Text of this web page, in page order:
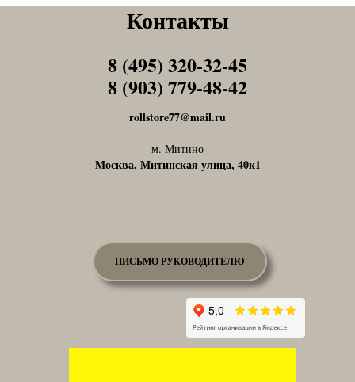
Контакты
rollstore77@mail.ru
м. Митино
Москва, Митинская улица, 40к1
8 (495) 320-32-45
8 (903) 779-48-42
Tel1
Tel1
ПИСЬМО РУКОВОДИТЕЛЮ